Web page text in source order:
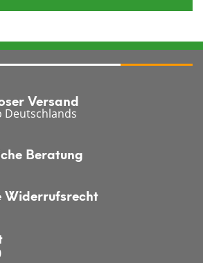
Versand
Deutschlands
Beratung
Widerrufsrecht